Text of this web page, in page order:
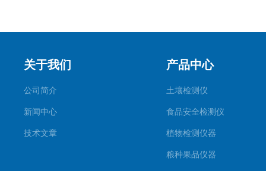
关于我们
公司简介
新闻中心
技术文章
产品中心
土壤检测仪
食品安全检测仪
植物检测仪器
粮种果品仪器